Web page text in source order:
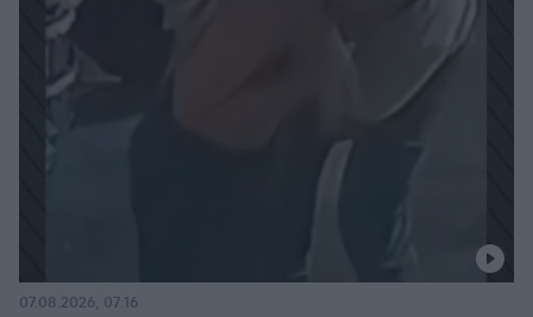
07.08.2026, 07:16